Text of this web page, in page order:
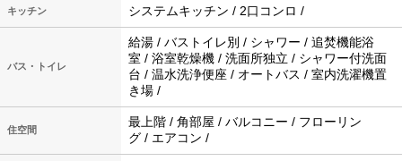
キッチン システムキッチン / 2口コンロ /
バス・トイレ
給湯 / バストイレ別 / シャワー / 追焚機能浴
室 / 浴室乾燥機 / 洗面所独立 / シャワー付洗面
台 / 温水洗浄便座 / オートバス / 室内洗濯機置
き場 /
住空間
最上階 / 角部屋 / バルコニー / フローリン
グ / エアコン /